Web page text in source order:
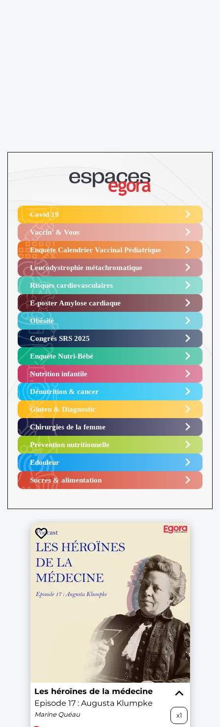
Covid 19
Vaccin’ & Vous
Enquête Calendrier Vaccinal Pédiatrique
Leucodystrophie métachromatique
Risques cardiovasculaires
E-poster Amylose cardiaque ​
Obésité ​
Congrès SRS 2025 ​
Enquête Nutri-Bébé ​
Nutrition infantile
Dénutrition & cancer
Gluten & Diagnostic
Chirurgies de la femme
Prévention nutritionnelle
Edouleur​
Sucres & alimentation​